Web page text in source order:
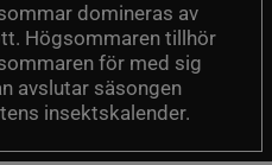
domineras av
Högsommaren tillhör
för med sig
avslutar säsongen
insektskalender.